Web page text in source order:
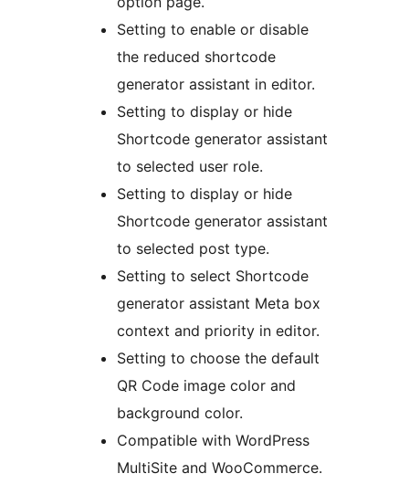
Setting to enable or disable
the reduced shortcode
generator assistant in editor.
Setting to display or hide
Shortcode generator assistant
to selected user role.
Setting to display or hide
Shortcode generator assistant
to selected post type.
Setting to select Shortcode
generator assistant Meta box
context and priority in editor.
Setting to choose the default
QR Code image color and
background color.
Compatible with WordPress
MultiSite and WooCommerce.